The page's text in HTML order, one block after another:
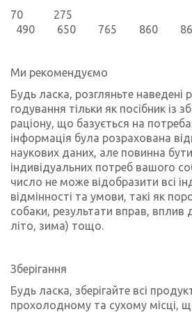
70 275
490 650 765 860
Ми рекомендуємо
Будь ласка, розгляньте наведені
годування тільки як посібник із
раціону, що базується на
інформація була розрахована
наукових даних, але повинна
індивідуальних потреб вашого
число не може відобразити всі
відмінності та умови, такі як
собаки, результати вправ, вплив
літо, зима) тощо.
Зберігання
Будь ласка, зберігайте всі
прохолодному та сухому місці,